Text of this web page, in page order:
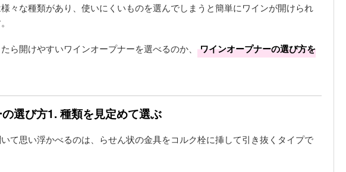
々な種類があり、使いにくいものを選んでしまうと簡単にワインが開けられ
ら開けやすいワインオープナーを選べるのか、
ワインオープナーの選び方を
選び方1. 種類を見定めて選ぶ
て思い浮かべるのは、らせん状の金具をコルク栓に挿して引き抜くタイプで